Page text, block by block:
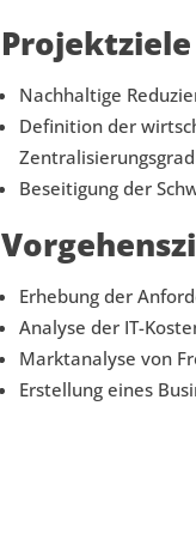
Projektziele
Nachhaltige
Definition der
Zentralisierungsgrad
Beseitigung der
Erhebung der
Analyse der IT-
Marktanalyse von
Erstellung eines